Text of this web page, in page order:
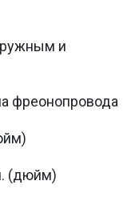
и
фреонопровода
(дюйм)